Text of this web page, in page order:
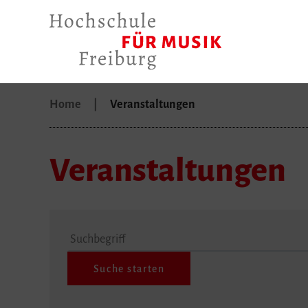
Home Veranstaltungen
Veranstaltungen
Suchbegriff